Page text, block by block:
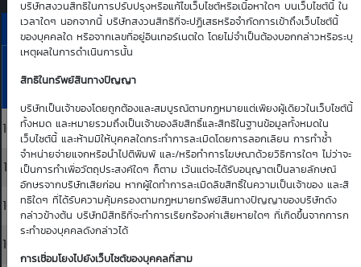
บริษัทสงวนสิทธิในการปรับปรุงหรือแก้ไขเว็บไซต์หรือเนื้อหาใดๆ บนเว็บไซต์นี้ ใน
เวลาใดๆ นอกจากนี้ บริษัทสงวนสิทธิที่จะปฏิเสธหรือจำกัดการเข้าถึงเว็บไซต์นี้
ของบุคคลใด หรือจากเลขที่อยู่อินเทอร์เนตใด โดยไม่จำเป็นต้องบอกกล่าวหรือระบุ
เหตุผลในการดำเนินการนั้น
สิทธิในทรัพย์สินทางปัญญา
บริษัทเป็นเจ้าของโดยถูกต้องและสมบูรณ์ตามกฏหมายแต่เพียงผู้เดียวในเว็บไซต์นี้
ทั้งหมด และหมายรวมถึงเป็นเจ้าของลิขสิทธิ์และสิทธิในฐานข้อมูลทั้งหมดใน
เว็บไซต์นี้ และห้ามมิให้บุคคลใดกระทำการละเมิดโดยการลอกเลียน การทำซ้ำ
จำหน่ายจ่ายแจกหรือนำไปตีพิมพ์ และ/หรือทำการโฆษณาด้วยวิธีการใดๆ ไม่ว่าจะ
เป็นการทำเพื่อวัตถุประสงค์ใดๆ ก็ตาม เว้นแต่จะได้รับอนุญาตเป็นลายลักษณ์
อักษรจากบริษัทเสียก่อน หากผู้ใดทำการละเมิดลิขสิทธิ์ในความเป็นเจ้าของ และสิ
ทธิใดๆ ที่ได้รับความคุ้มครองตามกฏหมายทรัพย์สินทางปัญญาของบริษัทดัง
กล่าวข้างต้น บริษัทมีสิทธิที่จะทำการเรียกร้องค่าเสียหายใดๆ ที่เกิดขึ้นจากการก
ระทำของบุคคลดังกล่าวได้
การเชื่อมโยงไปยังเว็บไซต์ของบุคคลที่สาม
ราคาเสนอซื้อคืนเบื้องต้นของ SET5001P2609H
Bid | Offer
6
Aug
26
1066.00 1066.10 0.17 0.16 0.15 0.14 0.13
1067.00 1067.10 0.17 0.16 0.15 0.14 0.13
1068.00 1068.10 0.17 0.16 0.15 0.14 0.13
1069.00